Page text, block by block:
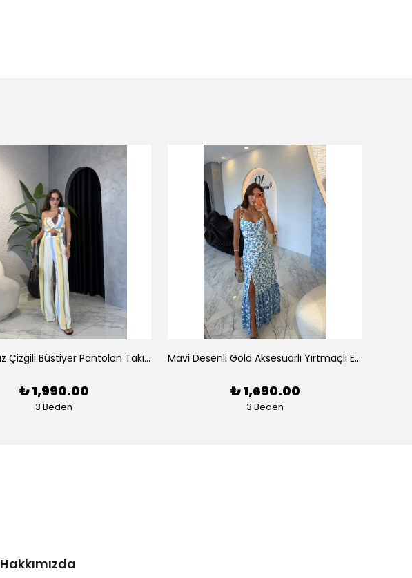
Tek Omuz Çizgili Büstiyer Pantolon Takım
₺ 1,990.00
3 Beden
Mavi Desenli Gold Aksesuarlı Yırtmaçlı Elbise
₺ 1,690.00
3 Beden
Hakkımızda